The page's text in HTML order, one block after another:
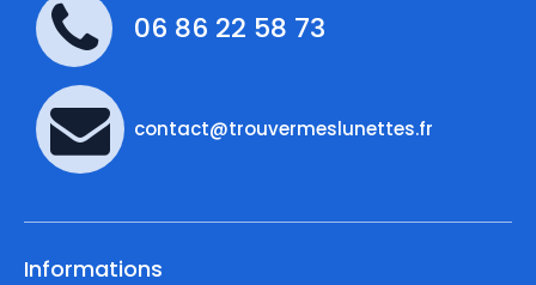
06 86 22 58 73
contact@trouvermeslunettes.fr
Informations